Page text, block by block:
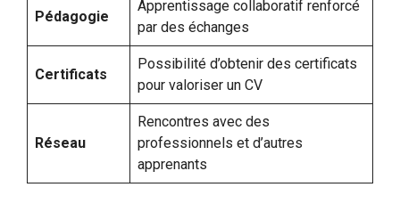
Pédagogie
Apprentissage collaboratif renforcé
par des échanges
Certificats
Possibilité d’obtenir des certificats
pour valoriser un CV
Réseau
Rencontres avec des
professionnels et d’autres
apprenants